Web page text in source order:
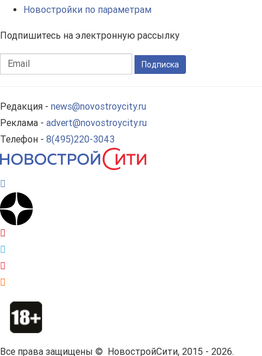
Новостройки по параметрам
Подпишитесь на электронную рассылку
Подписка
Редакция - news@novostroycity.ru
Реклама - advert@novostroycity.ru
Телефон - 8(495)220-3043
Все права защищены © НовостройСити, 2015 - 2026.